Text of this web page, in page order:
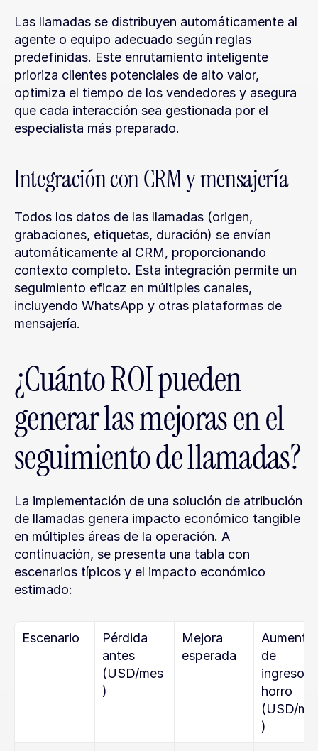
Las llamadas se distribuyen automáticamente al
agente o equipo adecuado según reglas
predefinidas. Este enrutamiento inteligente
prioriza clientes potenciales de alto valor,
optimiza el tiempo de los vendedores y asegura
que cada interacción sea gestionada por el
especialista más preparado.
Integración con CRM y mensajería
Todos los datos de las llamadas (origen,
grabaciones, etiquetas, duración) se envían
automáticamente al CRM, proporcionando
contexto completo. Esta integración permite un
seguimiento eficaz en múltiples canales,
incluyendo WhatsApp y otras plataformas de
mensajería.
¿Cuánto ROI pueden
generar las mejoras en el
seguimiento de llamadas?
La implementación de una solución de atribución
de llamadas genera impacto económico tangible
en múltiples áreas de la operación. A
continuación, se presenta una tabla con
escenarios típicos y el impacto económico
estimado:
Escenario
Pérdida
antes
(USD/mes
)
Mejora
esperada
Aumento
de
ingresos/
horro
(USD/
)